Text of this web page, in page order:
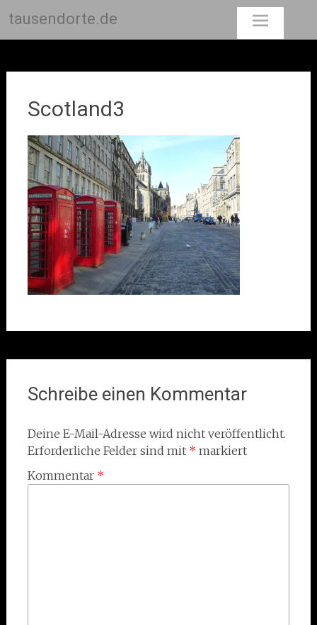
tausendorte.de
Scotland3
Schreibe einen Kommentar
Deine E-Mail-Adresse wird nicht veröffentlicht.
Erforderliche Felder sind mit * markiert
Kommentar *